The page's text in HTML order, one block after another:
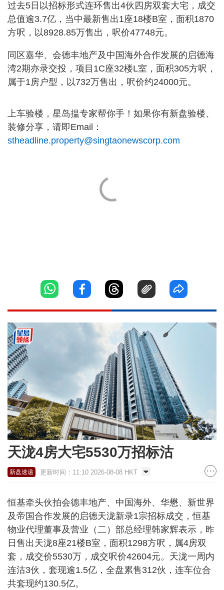
过去5日以招标形式连环售出4伙四房双套大宅，成交
总值逾3.7亿，当中最新售出1座18楼B室，面积1870
方呎，以8928.85万售出，呎价47748元。
同区嘉华、会德丰地产及中国海外合作发展的启德海
湾2期亦录交投，项目1C座32楼L室，面积305方呎，
属于1房户型，以732万售出，呎价约24000元。
上车验楼，星岛揾专家帮你手！如果你有新盘验楼、
装修分享，请即Email：
stheadline.property@singtaonewscorp.com
天泷4房大宅5530万招标沽
新盘速递 更新时间：11:10 2026-08-08 HKT
恒基牵头伙拍会德丰地产、中国海外、华懋、新世界
及帝国合作发展的启德天泷新录1宗招标成交，恒基
物业代理董事及营业（二）部总经理韩家辉表示，昨
日售出天泷8座21楼B室，面积1298方呎，属4房双
套，成交价5530万，成交呎价42604元。天泷一周内
连沽3伙，套现逾1.5亿，全盘累售312伙，连车位合
共套现约130.5亿。